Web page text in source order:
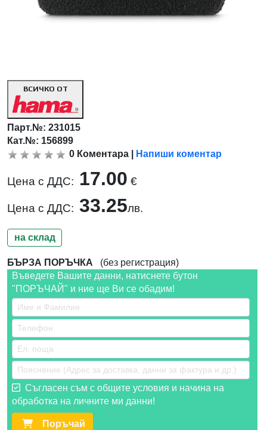
ВСИЧКО ОТ
Парт.№:231015
Кат.№: 156899
0 Коментара Напиши коментар
Цена с ДДС: 17.00 €
Цена с ДДС: 33.25лв.
на склад
БЪРЗА ПОРЪЧКА (без регистрация)
Въведете Вашите данни, натиснете бутон
"ПОРЪЧАЙ" и ние ще Ви се обадим!
Съгласен съм с общите условия и начина на
обработка на личните ми данни!
Поръчай